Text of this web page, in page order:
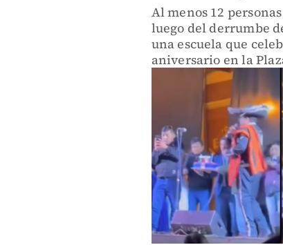
Al menos 12
luego del derrumbe
una escuela que
aniversario en la
Huamachuco, en Perú.